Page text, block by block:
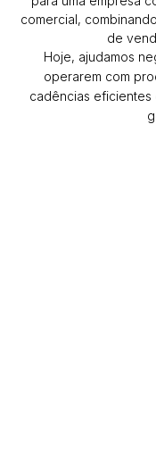
comercial,
de
Hoje, ajudamos
operarem com
cadências